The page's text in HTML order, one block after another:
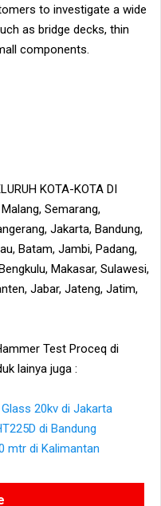
to investigate a wide
as bridge decks, thin
components.
KOTA-KOTA DI
Semarang,
Jakarta, Bandung,
Batam, Jambi, Padang,
Makasar, Sulawesi,
Jabar, Jateng, Jatim,
Test Proceq di
lainya juga :
20kv di Jakarta
di Bandung
mtr di Kalimantan